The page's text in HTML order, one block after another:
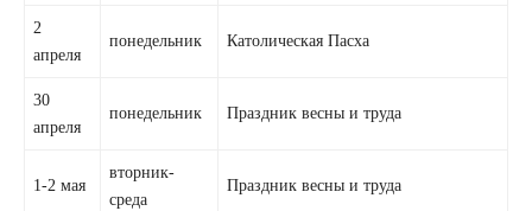
2
апреля
понедельник Католическая Пасха
30
апреля
понедельник Праздник весны и труда
1-2 мая
вторник-
среда
Праздник весны и труда